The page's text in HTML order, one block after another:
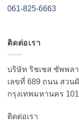
061-825-6663
ติดต่อเรา
บริษัท ริชเชส ซัพพล
เลขที่ 689 ถนน สวน
กรุงเทพมหานคร
ติดต่อเรา